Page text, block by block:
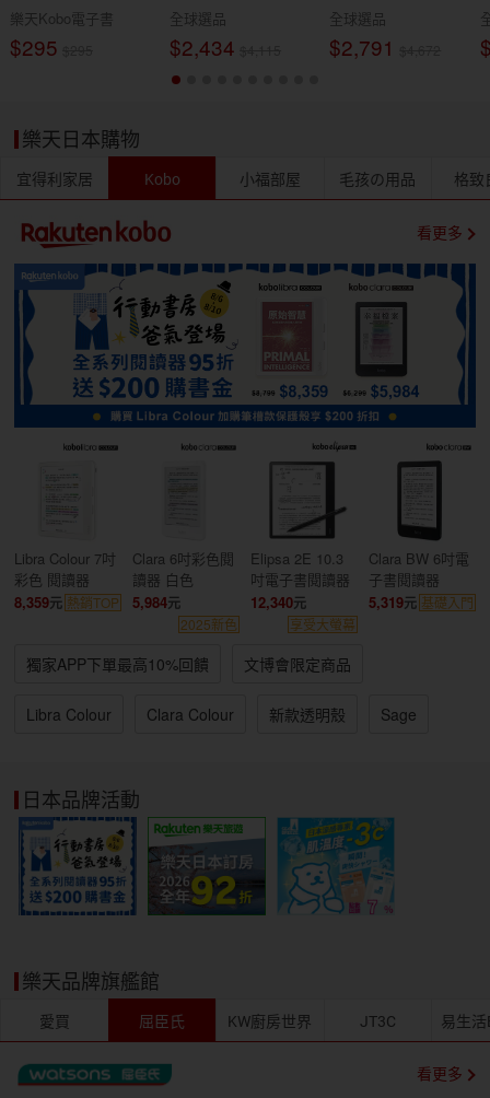
樂天Kobo電子書
$295
全球選品
$2,434
全球選品
$2,791
樂天日本購物
宜得利家居 Kobo 小福部屋 毛孩の用品 格致
看更多
Libra Colour 7吋
彩色 閱讀器
8,359
熱銷TOP
Clara 6吋彩色閱
讀器 白色
5,984
2025新色
Elipsa 2E 10.3
吋電子書閱讀器
觸控筆二合一套
12,340
享受大螢幕
Clara BW 6吋電
子書閱讀器
5,319
基礎入門
獨家APP下單最高10%回饋 文博會限定商品
Libra Colour Clara Colour 新款透明殼 Sage
日本品牌活動
樂天品牌旗艦館
愛買 屈臣氏 KW廚房世界 JT3C 易生
看更多